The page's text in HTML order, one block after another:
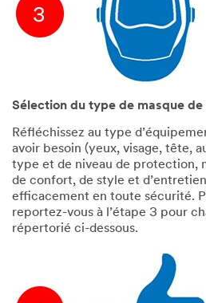
Sélection du type de masque
Réfléchissez au type
avoir besoin (yeux, visage, tête,
type et de niveau de protection,
de confort, de style et
efficacement en toute sécurité.
reportez-vous à l’étape 3 pour
répertorié ci-dessous.